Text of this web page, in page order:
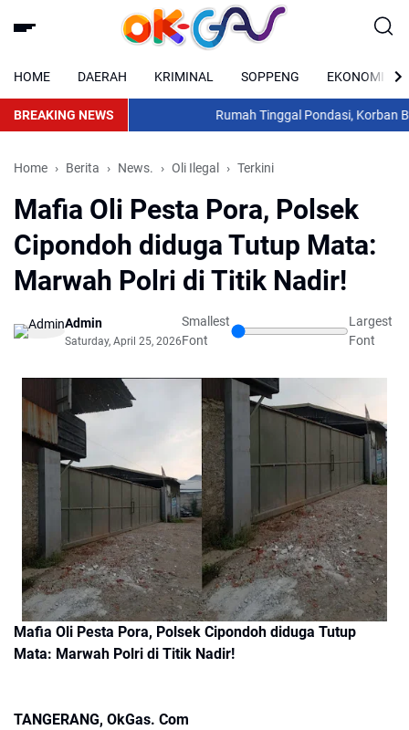
HOME DAERAH KRIMINAL SOPPENG EKONOMI
BREAKING NEWS Rumah Tinggal Pondasi, Korban
Home Berita News. Oli Ilegal Terkini
Mafia Oli Pesta Pora, Polsek
Cipondoh diduga Tutup Mata:
Marwah Polri di Titik Nadir!
Admin
Saturday, April 25, 2026
Smallest
Font
Largest
Font
Mafia Oli Pesta Pora, Polsek Cipondoh diduga Tutup
Mata: Marwah Polri di Titik Nadir!
TANGERANG, OkGas. Com